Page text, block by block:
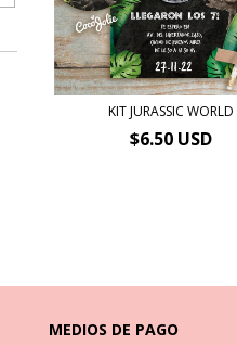
KIT JURASSIC WORLD
$6.50 USD
MEDIOS DE PAGO